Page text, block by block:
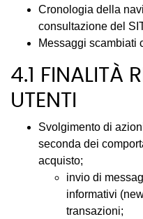
Cronologia della
consultazione del
Messaggi scambiati
4.1 FINALITÀ
UTENTI
Svolgimento di
seconda dei
acquisto;
invio di
informativi
transazioni;